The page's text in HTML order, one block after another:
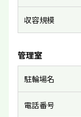
収容規模
管理室
駐輪場名
電話番号